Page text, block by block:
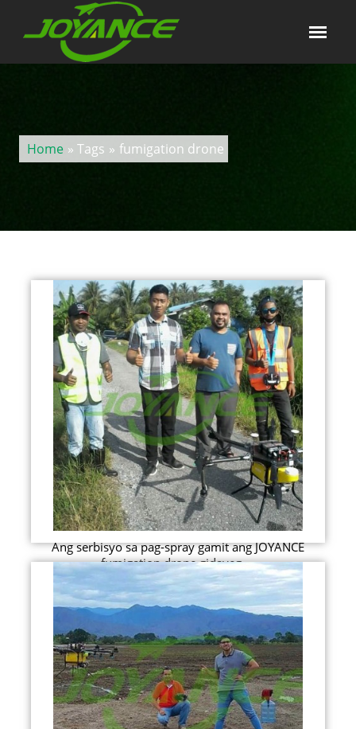
Home » Tags fumigation drone
»
Ang serbisyo sa pag-spray gamit ang JOYANCE
fumigation drone gidayeg ...